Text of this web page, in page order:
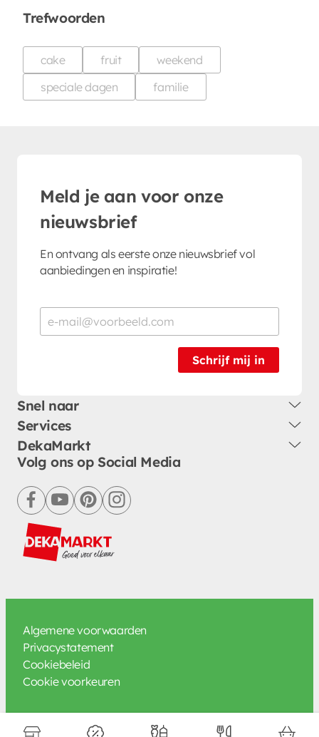
Trefwoorden
cake fruit
weekend
speciale dagen
familie
Meld je aan voor onze
nieuwsbrief
En ontvang als eerste onze nieuwsbrief vol
aanbiedingen en inspiratie!
Schrijf mij in
Snel naar
Services
DekaMarkt
Volg ons op Social Media
facebookyoutubepinterestinstagram
Algemene voorwaarden
Privacystatement
Cookiebeleid
Cookie voorkeuren